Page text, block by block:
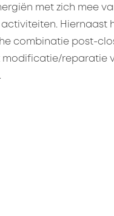
met zich mee
Hiernaast
combinatie post-
modificatie/reparatie